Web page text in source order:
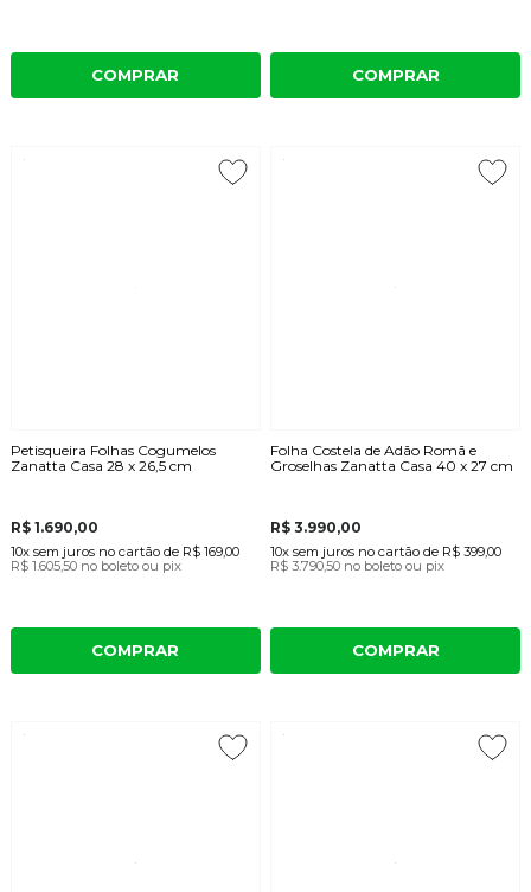
COMPRAR COMPRAR
Petisqueira Folhas Cogumelos
Zanatta Casa 28 x 26,5 cm
R$ 1.690,00
10x sem juros no cartãode R$ 169,00
R$ 1.605,50 no boleto ou pix
COMPRAR
Folha Costela de Adão Romã e
Groselhas Zanatta Casa 40 x 27 cm
R$ 3.990,00
10x sem juros no cartão de R$ 399,00
R$ 3.790,50 no boleto ou pix
COMPRAR